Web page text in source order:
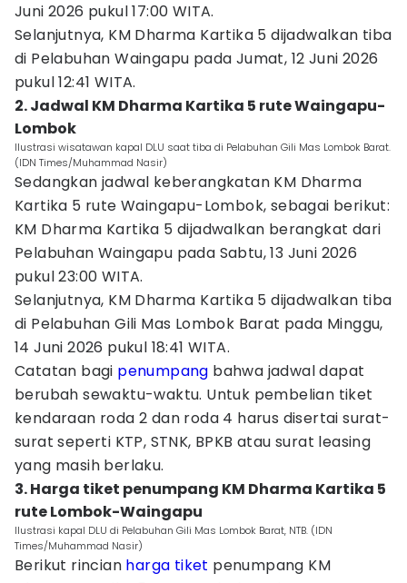
Juni 2026 pukul 17:00 WITA.
Selanjutnya, KM Dharma Kartika 5 dijadwalkan tiba
di Pelabuhan Waingapu pada Jumat, 12 Juni 2026
pukul 12:41 WITA.
2. Jadwal KM Dharma Kartika 5 rute Waingapu-
Lombok
Ilustrasi wisatawan kapal DLU saat tiba di Pelabuhan Gili Mas Lombok Barat.
(IDN Times/Muhammad Nasir)
Sedangkan jadwal keberangkatan KM Dharma
Kartika 5 rute Waingapu-Lombok, sebagai berikut:
KM Dharma Kartika 5 dijadwalkan berangkat dari
Pelabuhan Waingapu pada Sabtu, 13 Juni 2026
pukul 23:00 WITA.
Selanjutnya, KM Dharma Kartika 5 dijadwalkan tiba
di Pelabuhan Gili Mas Lombok Barat pada Minggu,
14 Juni 2026 pukul 18:41 WITA.
Catatan bagi penumpang bahwa jadwal dapat
berubah sewaktu-waktu. Untuk pembelian tiket
kendaraan roda 2 dan roda 4 harus disertai surat-
surat seperti KTP, STNK, BPKB atau surat leasing
yang masih berlaku.
3. Harga tiket penumpang KM Dharma Kartika 5
rute Lombok-Waingapu
Ilustrasi kapal DLU di Pelabuhan Gili Mas Lombok Barat, NTB. (IDN
Times/Muhammad Nasir)
Berikut rincian harga tiket penumpang KM